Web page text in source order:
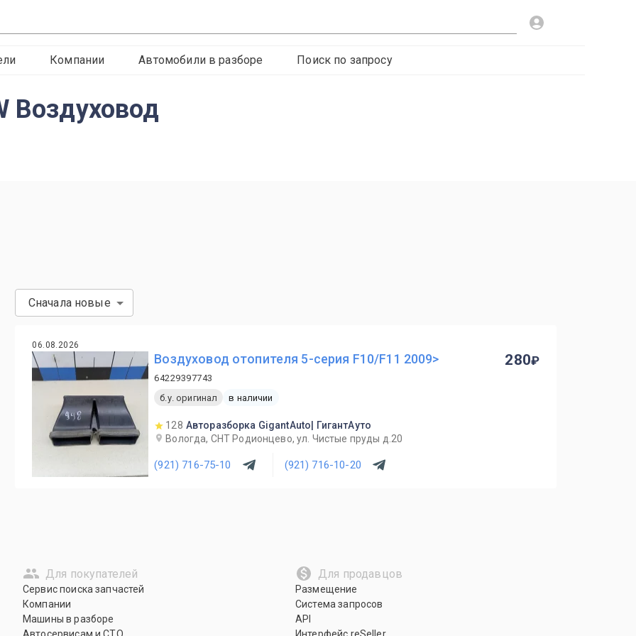
Компании Автомобили в разборе Поиск по запросу
Воздуховод
Сначала новые
06.08.2026
Воздуховод отопителя 5-серия F10/F11 2009>
64229397743
б.у. оригинал
в наличии
128 Авторазборка GigantAuto| ГигантАуто
Вологда, СНТ Родионцево, ул. Чистые пруды д.20
(921) 716-75-10 (921) 716-10-20
280
Для покупателей
Сервис поиска запчастей
Компании
Машины в разборе
Для продавцов
Размещение
Система запросов
API